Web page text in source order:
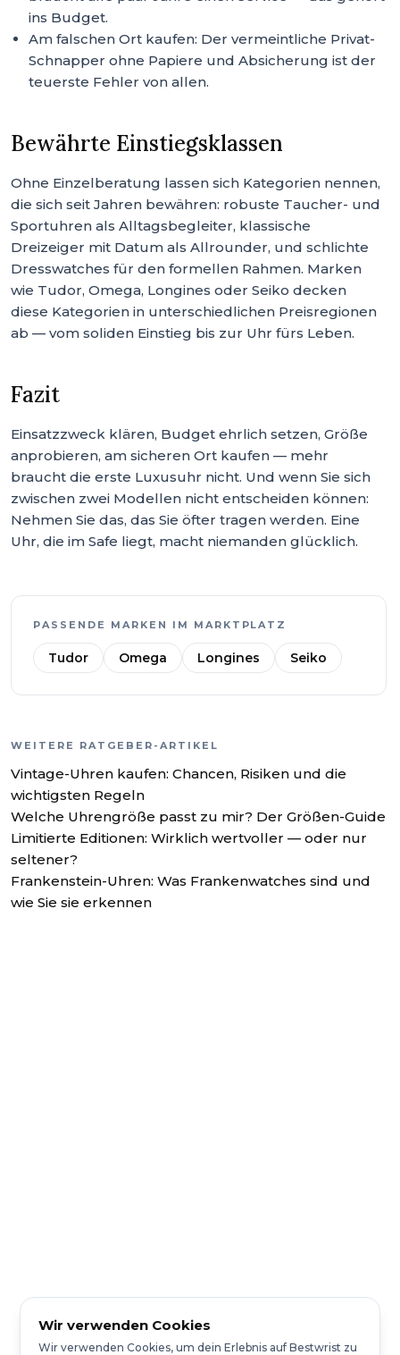
ins Budget.
Am falschen Ort kaufen: Der vermeintliche Privat-
Schnapper ohne Papiere und Absicherung ist der
teuerste Fehler von allen.
Bewährte Einstiegsklassen
Ohne Einzelberatung lassen sich Kategorien nennen,
die sich seit Jahren bewähren: robuste Taucher- und
Sportuhren als Alltagsbegleiter, klassische
Dreizeiger mit Datum als Allrounder, und schlichte
Dresswatches für den formellen Rahmen. Marken
wie Tudor, Omega, Longines oder Seiko decken
diese Kategorien in unterschiedlichen Preisregionen
ab — vom soliden Einstieg bis zur Uhr fürs Leben.
Fazit
Einsatzzweck klären, Budget ehrlich setzen, Größe
anprobieren, am sicheren Ort kaufen — mehr
braucht die erste Luxusuhr nicht. Und wenn Sie sich
zwischen zwei Modellen nicht entscheiden können:
Nehmen Sie das, das Sie öfter tragen werden. Eine
Uhr, die im Safe liegt, macht niemanden glücklich.
PASSENDE MARKEN IM MARKTPLATZ
Tudor Omega Longines Seiko
WEITERE RATGEBER-ARTIKEL
Vintage-Uhren kaufen: Chancen, Risiken und die
wichtigsten Regeln
Welche Uhrengröße passt zu mir? Der Größen-Guide
Limitierte Editionen: Wirklich wertvoller — oder nur
seltener?
Frankenstein-Uhren: Was Frankenwatches sind und
wie Sie sie erkennen
Wir verwenden Cookies
Wir verwenden Cookies, um dein Erlebnis auf Bestwrist zu